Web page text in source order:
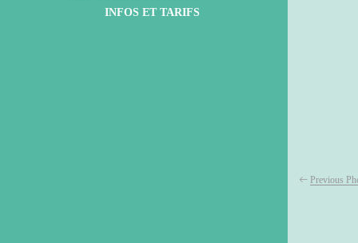
INFOS ET TARIFS
Previous